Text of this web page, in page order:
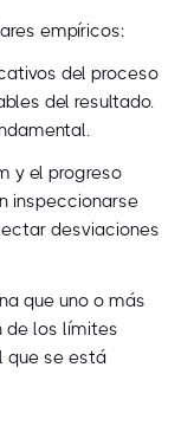
empíricos:
del proceso
del resultado.
y el progreso
inspeccionarse
desviaciones
que uno o más
de los límites
que se está